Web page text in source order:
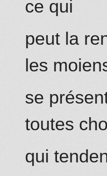
ce qui
peut la
les
se
toutes
qui